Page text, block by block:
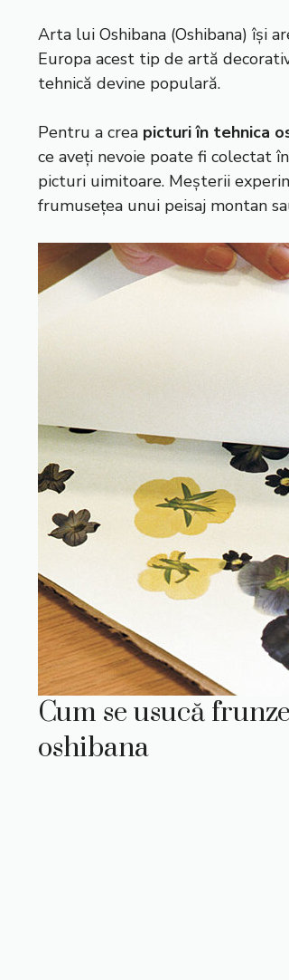
Arta lui Oshibana (Oshibana) își
Europa acest tip de artă
tehnică devine populară.
Pentru a crea picturi în tehnica
ce aveți nevoie poate fi colectat
picturi uimitoare. Meșterii
frumusețea unui peisaj montan
Cum se usucă
oshibana